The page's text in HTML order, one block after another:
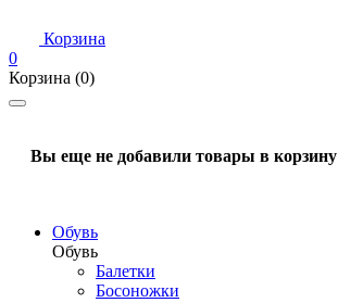
Корзина
0
Корзина (0)
Вы еще не добавили товары в корзину
Обувь
Обувь
Балетки
Босоножки